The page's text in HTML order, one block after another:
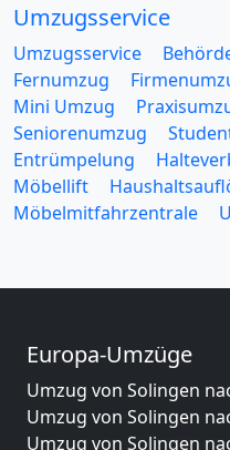
Umzugsservice
Umzugsservice
Fernumzug
Mini Umzug
Seniorenumzug
Entrümpelung
Möbellift
Möbelmitfahrzentrale
Europa-Umzüge
Umzug von Solingen
Umzug von Solingen
Umzug von Solingen